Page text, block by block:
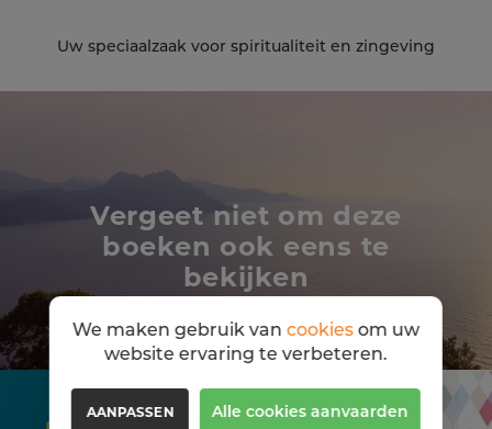
Uw speciaalzaak voor spiritualiteit en zingeving
Vergeet niet om deze
boeken ook eens te
bekijken
We maken gebruik van cookiesom uw
website ervaring te verbeteren.
AANPASSEN Alle cookies aanvaarden